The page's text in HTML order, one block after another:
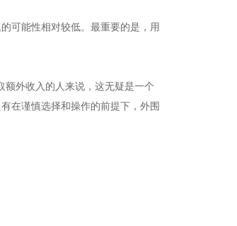
可能性相对较低。最重要的是，用
额外收入的人来说，这无疑是一个
在谨慎选择和操作的前提下，外围